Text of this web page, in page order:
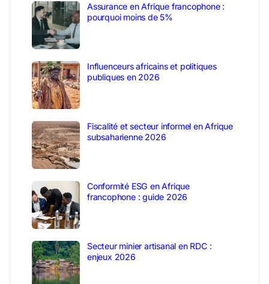
Assurance en Afrique francophone :
pourquoi moins de 5%
Influenceurs africains et politiques
publiques en 2026
Fiscalité et secteur informel en Afrique
subsaharienne 2026
Conformité ESG en Afrique
francophone : guide 2026
Secteur minier artisanal en RDC :
enjeux 2026